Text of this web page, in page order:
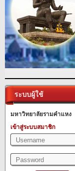
ระบบผู้ใช้
มหาวิทยาลัยรามคำแหง
เข้าสู่ระบบสมาชิก